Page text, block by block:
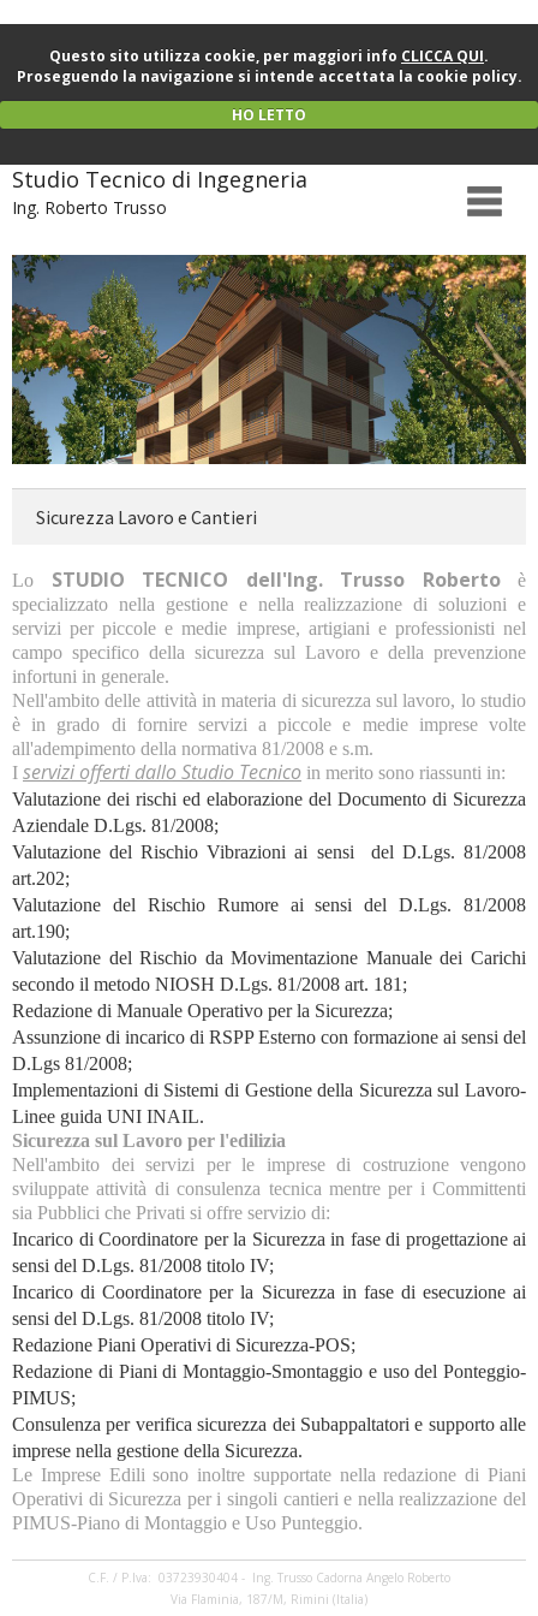
Questo sito utilizza cookie, per maggiori info CLICCA QUI.
Proseguendo la navigazione si intende accettata la cookie policy.
HO LETTO
Studio Tecnico di Ingegneria
Ing. Roberto Trusso
Sicurezza Lavoro e Cantieri
Lo STUDIO TECNICO dell'Ing. Trusso Robertoè
specializzato nella gestione e nella realizzazione di soluzioni e
servizi per piccole e medie imprese, artigiani e professionisti nel
campo specifico della sicurezza sul Lavoro e della prevenzione
infortuni in generale.
Nell'ambito delle attività in materia di sicurezza sul lavoro, lo studio
è in grado di fornire servizi a piccole e medie imprese volte
all'adempimento della normativa 81/2008 e s.m.
I servizi offerti dallo Studio Tecnico in merito sono riassunti in:
Valutazione dei rischi ed elaborazione del Documento di Sicurezza
Aziendale D.Lgs. 81/2008;
Valutazione del Rischio Vibrazioni ai sensi del D.Lgs. 81/2008
art.202;
Valutazione del Rischio Rumore ai sensi del D.Lgs. 81/2008
art.190;
Valutazione del Rischio da Movimentazione Manuale dei Carichi
secondo il metodo NIOSH D.Lgs. 81/2008 art. 181;
Redazione di Manuale Operativo per la Sicurezza;
Assunzione di incarico di RSPP Esterno con formazione ai sensi del
D.Lgs 81/2008;
Implementazioni di Sistemi di Gestione della Sicurezza sul Lavoro-
Linee guida UNI INAIL.
Sicurezza sul Lavoro per l'edilizia
Nell'ambito dei servizi per le imprese di costruzione vengono
sviluppate attività di consulenza tecnica mentre per i Committenti
sia Pubblici che Privati si offre servizio di:
Incarico di Coordinatore per la Sicurezza in fase di progettazione ai
sensi del D.Lgs. 81/2008 titolo IV;
Incarico di Coordinatore per la Sicurezza in fase di esecuzione ai
sensi del D.Lgs. 81/2008 titolo IV;
Redazione Piani Operativi di Sicurezza-POS;
Redazione di Piani di Montaggio-Smontaggio e uso del Ponteggio-
PIMUS;
Consulenza per verifica sicurezza dei Subappaltatori e supporto alle
imprese nella gestione della Sicurezza.
Le Imprese Edili sono inoltre supportate nella redazione di Piani
Operativi di Sicurezza per i singoli cantieri e nella realizzazione del
PIMUS-Piano di Montaggio e Uso Punteggio.
C.F. / P.Iva: 03723930404 - Ing. Trusso Cadorna Angelo Roberto
Via Flaminia, 187/M, Rimini (Italia)